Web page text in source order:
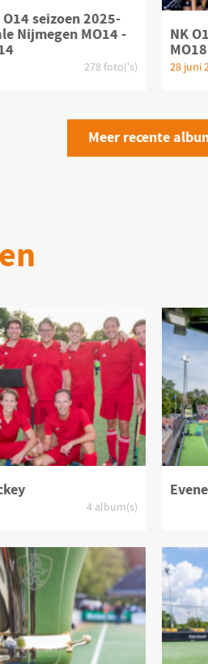
seizoen 2025-
Nijmegen MO14 -
278 foto('s)
NK
MO18
28 juni
Meer recente
4 album(s)
bekijken
bekijken